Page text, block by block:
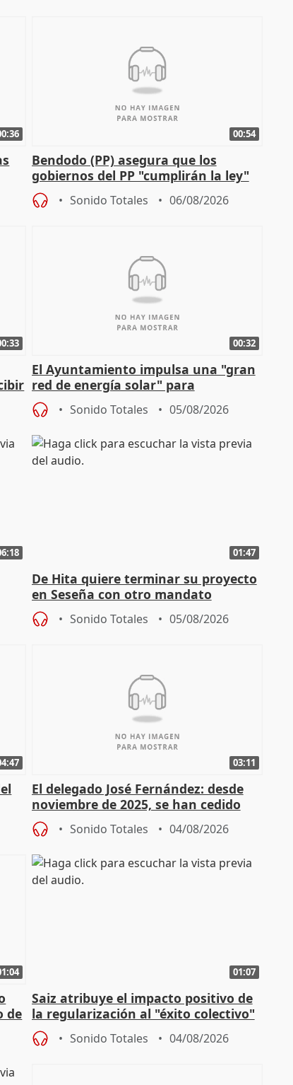
00:54
Bendodo (PP) asegura que los
gobiernos del PP "cumplirán la ley"
sobre los menores migrantes
Sonido Totales 06/08/2026
00:32
El Ayuntamiento impulsa una "gran
red de energía solar" para
autoconsumo
Sonido Totales 05/08/2026
01:47
De Hita quiere terminar su proyecto
en Seseña con otro mandato
Sonido Totales 05/08/2026
03:11
El delegado José Fernández: desde
noviembre de 2025, se han cedido
9.810 ayudas por nacimiento
Sonido Totales 04/08/2026
de
01:07
Saiz atribuye el impacto positivo de
la regularización al "éxito colectivo"
del Gobierno
Sonido Totales 04/08/2026